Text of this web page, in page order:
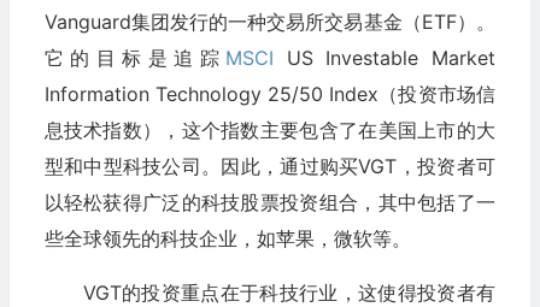
Vanguard集团发行的一种交易所交易基金（ETF）。
它的目标是追踪 MSCI US Investable Market
Information Technology 25/50 Index（投资市场信
息技术指数），这个指数主要包含了在美国上市的大
型和中型科技公司。因此，通过购买VGT，投资者可
以轻松获得广泛的科技股票投资组合，其中包括了一
些全球领先的科技企业，如苹果，微软等。
VGT的投资重点在于科技行业，这使得投资者有